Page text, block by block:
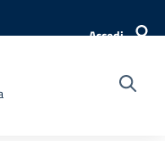
Accedi